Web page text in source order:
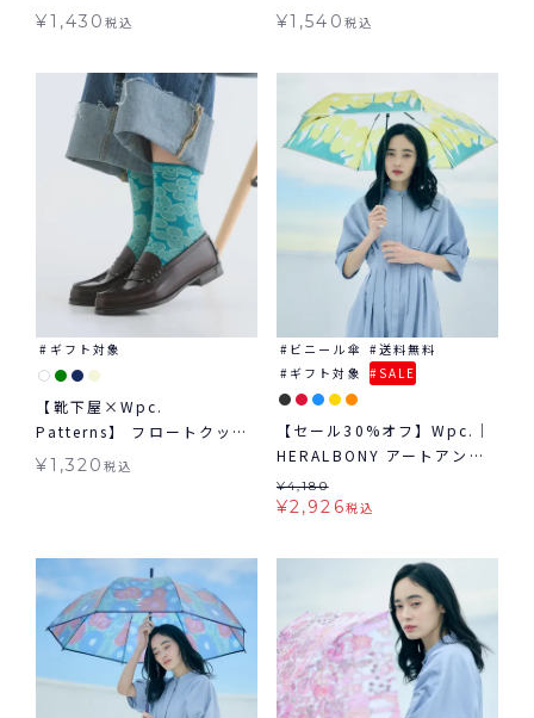
フラワーロークルー ギフト
¥1,430税込
ー ギフト対象 グッズ Tabio
¥1,540 税込
ギフト対象
【靴下屋×Wpc.
Patterns】 フロートクッカ
ロークルー ギフト対象 グッ
¥1,320税込
ビニール傘
送料無料
ギフト対象
SALE
【セール30%オフ】Wpc.｜
HERALBONY アートアンブ
レラ mini 雨傘 折りたたみ
ビニール傘 ギフト対象
¥4,180
¥2,926税込